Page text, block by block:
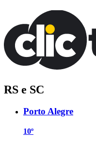
RS e SC
Porto Alegre
10º